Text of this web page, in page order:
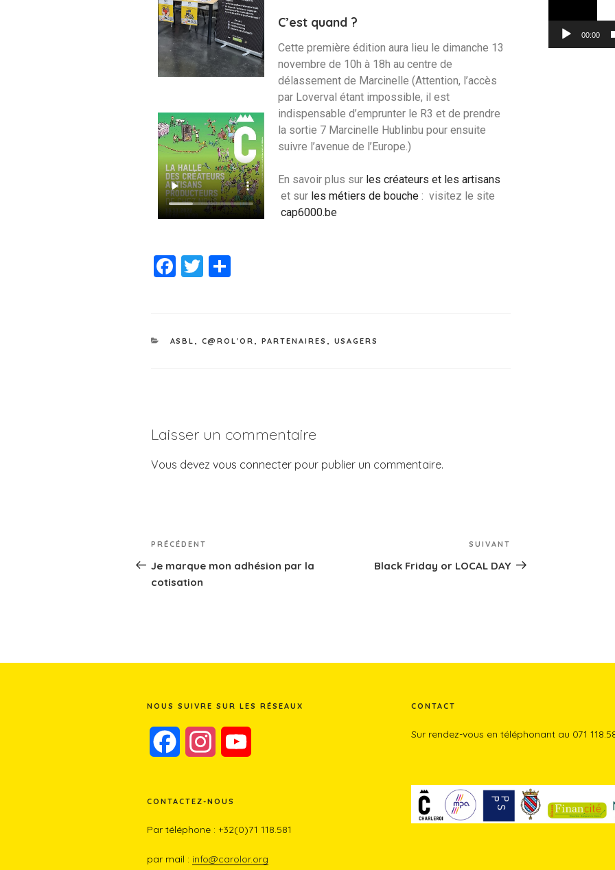
C’est quand ?
Cette première édition aura lieu le dimanche 13
novembre de 10h à 18h au centre de
délassement de Marcinelle (Attention, l’accès
par Loverval étant impossible, il est
indispensable d’emprunter le R3 et de prendre
la sortie 7 Marcinelle Hublinbu pour ensuite
suivre l’avenue de l’Europe.)
En savoir plus sur les créateurs et les artisans
et sur les métiers de bouche: visitez le site
cap6000.be
F
e
T
er a
ASBL , C@ROL'OR , PARTENAIRES , USAGERS
Laisser un commentaire
Vous devez vous connecter pour publier un commentaire.
PRÉCÉDENT
Je marque mon adhésion par la
cotisation
SUIVANT
Black Friday or LOCAL DAY
00:00
NOUS SUIVRE SUR LES RÉSEAUX
c
e
b
s
t
a
T
u
CONTACTEZ-NOUS
Par téléphone : +32(0)71 118.581
par mail : info@carolor.org
CONTACT
Sur rendez-vous en téléphonant au 071